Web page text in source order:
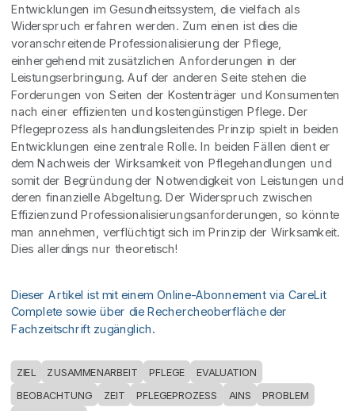
Entwicklungen im Gesundheitssystem, die vielfach als
Widerspruch erfahren werden. Zum einen ist dies die
voranschreitende Professionalisierung der Pflege,
einhergehend mit zusätzlichen Anforderungen in der
Leistungserbringung. Auf der anderen Seite stehen die
Forderungen von Seiten der Kostenträger und Konsumenten
nach einer effizienten und kostengünstigen Pflege. Der
Pflegeprozess als handlungsleitendes Prinzip spielt in beiden
Entwicklungen eine zentrale Rolle. In beiden Fällen dient er
dem Nachweis der Wirksamkeit von Pflegehandlungen und
somit der Begründung der Notwendigkeit von Leistungen und
deren finanzielle Abgeltung. Der Widerspruch zwischen
Effizienzund Professionalisierungsanforderungen, so könnte
man annehmen, verflüchtigt sich im Prinzip der Wirksamkeit.
Dies allerdings nur theoretisch!
Dieser Artikel ist mit einem Online-Abonnement via CareLit
Complete sowie über die Rechercheoberfläche der
Fachzeitschrift zugänglich.
ZIEL ZUSAMMENARBEIT PFLEGE EVALUATION
BEOBACHTUNG ZEIT PFLEGEPROZESS AINS PROBLEM